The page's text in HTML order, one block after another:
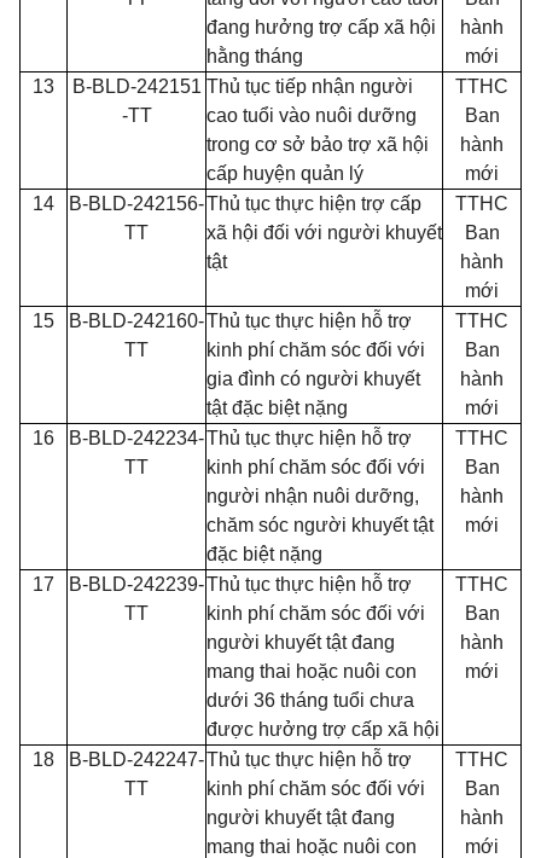
đang hưởng trợ cấp xã hội
hằng tháng
hành
mới
13
B-BLD-242151
-TT
Thủ tục tiếp nhận người
cao tuổi vào nuôi dưỡng
trong cơ sở bảo trợ xã hội
cấp huyện quản lý
TTHC
Ban
hành
mới
14
B-BLD-242156-
TT
Thủ tục thực hiện trợ cấp
xã hội đối với người khuyết
tật
TTHC
Ban
hành
mới
15
B-BLD-242160-
TT
Thủ tục thực hiện hỗ trợ
kinh phí chăm sóc đối với
gia đình có người khuyết
tật đặc biệt nặng
TTHC
Ban
hành
mới
16
B-BLD-242234-
TT
Thủ tục thực hiện hỗ trợ
kinh phí chăm sóc đối với
người nhận nuôi dưỡng,
chăm sóc người khuyết tật
đặc biệt nặng
TTHC
Ban
hành
mới
17
B-BLD-242239-
TT
Thủ tục thực hiện hỗ trợ
kinh phí chăm sóc đối với
người khuyết tật đang
mang thai hoặc nuôi con
dưới 36 tháng tuổi chưa
được hưởng trợ cấp xã hội
TTHC
Ban
hành
mới
18
B-BLD-242247-
TT
Thủ tục thực hiện hỗ trợ
kinh phí chăm sóc đối với
người khuyết tật đang
mang thai hoặc nuôi con
TTHC
Ban
hành
mới